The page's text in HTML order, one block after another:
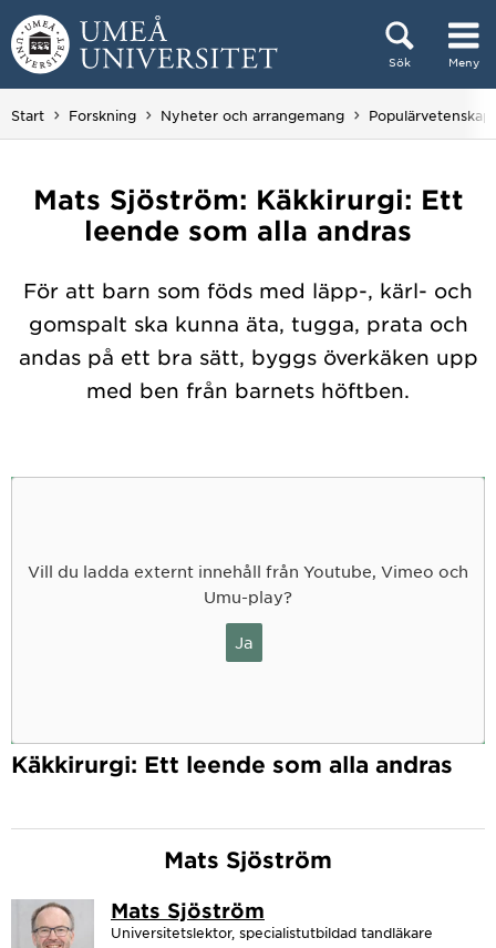
Hoppa direkt till innehållet
Sök Meny
Huvudmenyn dold.
Start Forskning Nyheter och arrangemang
Mats Sjöström: Käkkirurgi: Ett
leende som alla andras
För att barn som föds med läpp-, kärl- och
gomspalt ska kunna äta, tugga, prata och
andas på ett bra sätt, byggs överkäken upp
med ben från barnets höftben.
Vill du ladda externt innehåll från Youtube, Vimeo och
Umu-play?
Ja
Käkkirurgi: Ett leende som alla andras
Mats Sjöström
Mats Sjöström
Universitetslektor, specialistutbildad tandläkare